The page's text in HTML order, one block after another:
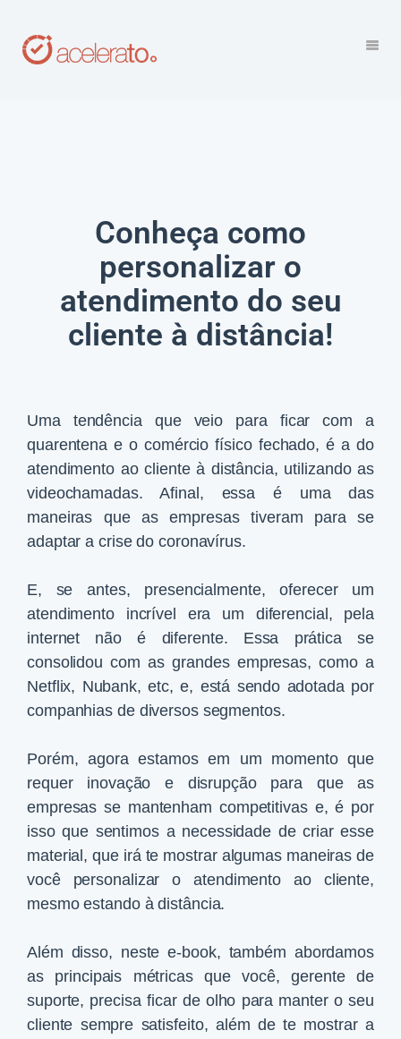
Conheça como
personalizar o
atendimento do seu
cliente à distância!
Uma tendência que veio para ficar com a
quarentena e o comércio físico fechado, é a do
atendimento ao cliente à distância, utilizando as
videochamadas. Afinal, essa é uma das
maneiras que as empresas tiveram para se
adaptar a crise do coronavírus.
E, se antes, presencialmente, oferecer um
atendimento incrível era um diferencial, pela
internet não é diferente. Essa prática se
consolidou com as grandes empresas, como a
Netflix, Nubank, etc, e, está sendo adotada por
companhias de diversos segmentos.
Porém, agora estamos em um momento que
requer inovação e disrupção para que as
empresas se mantenham competitivas e, é por
isso que sentimos a necessidade de criar esse
material, que irá te mostrar algumas maneiras de
você personalizar o atendimento ao cliente,
mesmo estando à distância.
Além disso, neste e-book, também abordamos
as principais métricas que você, gerente de
suporte, precisa ficar de olho para manter o seu
cliente sempre satisfeito, além de te mostrar a